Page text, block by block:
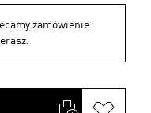
zamówienie